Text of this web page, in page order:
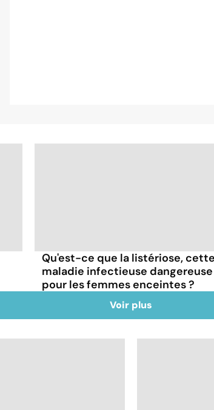
Qu'est-ce que la listériose, cette
maladie infectieuse dangereuse
pour les femmes enceintes ?
Voir plus